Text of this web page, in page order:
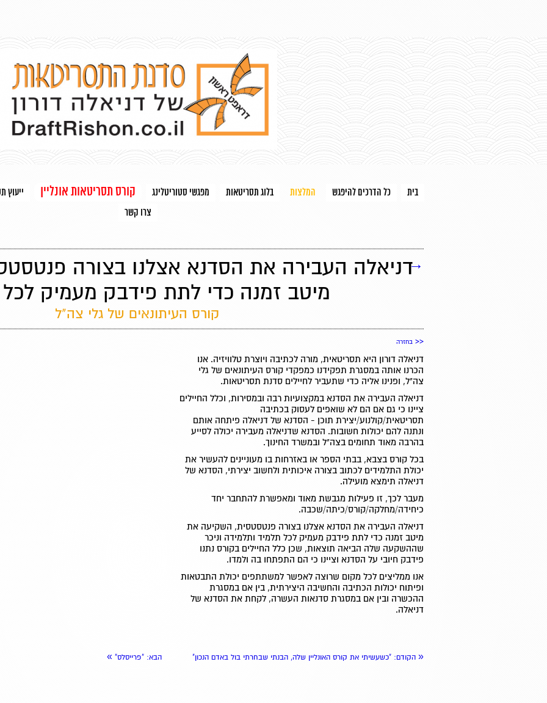
בית כל הדרכים להיפגש המלצות בלוג תסריטאות מפגשי סטוריטלינג קורס תסריטאות אונליין ייעוץ
צרו קשר
דניאלה העבירה את הסדנא אצלנו בצורה
מיטב זמנה כדי לתת פידבק מעמיק
קורס העיתונאים של גלי צה"ל
→
<< בחזרה
דניאלה דורון היא תסריטאית, מורה לכתיבה ויוצרת טלוויזיה. אנו
הכרנו אותה במסגרת תפקידנו כמפקדי קורס העיתונאים של גלי
צה"ל, ופנינו אליה כדי שתעביר לחיילים סדנת תסריטאות.
דניאלה העבירה את הסדנא במקצועיות רבה ובמסירות, וכלל החיילים
ציינו כי גם אם הם לא שואפים לעסוק בכתיבה
תסריטאית/קולנוע/יצירת תוכן - הסדנא של דניאלה פיתחה אותם
ונתנה להם יכולות חשובות. הסדנא שדניאלה מעבירה יכולה לסייע
בהרבה מאוד תחומים בצה"ל ובמשרד החינוך.
בכל קורס בצבא, בבתי הספר או באזרחות בו מעוניינים להעשיר את
יכולת התלמידים לכתוב בצורה איכותית ולחשוב יצירתי, הסדנא של
דניאלה תימצא מועילה.
מעבר לכך, זו פעילות מגבשת מאוד ומאפשרת להתחבר יחד
כיחידה/מחלקה/קורס/כיתה/שכבה.
דניאלה העבירה את הסדנא אצלנו בצורה פנטסטסית, השקיעה את
מיטב זמנה כדי לתת פידבק מעמיק לכל תלמיד ותלמידה וניכר
שההשקעה שלה הביאה תוצאות, שכן כלל החיילים בקורס נתנו
פידבק חיובי על הסדנא וציינו כי הם התפתחו בה ולמדו.
אנו ממליצים לכל מקום שרוצה לאפשר למשתתפים יכולת התבטאות
ופיתוח יכולות הכתיבה והחשיבה היצירתית, בין אם במסגרת
ההכשרה ובין אם במסגרת סדנאות העשרה, לקחת את הסדנא של
דניאלה.
« הקודם: "כשעשיתי את קורס האונליין שלה, הבנתי שבחרתי בול באדם הנכון" הבא: "פרייסלס" »